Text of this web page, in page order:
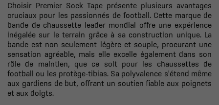
Choisir Premier Sock Tape présente plusieurs avantages
cruciaux pour les passionnés de football. Cette marque de
bande de chaussette leader mondial offre une expérience
inégalée sur le terrain grâce à sa construction unique. La
bande est non seulement légère et souple, procurant une
sensation agréable, mais elle excelle également dans son
rôle de maintien, que ce soit pour les chaussettes de
football ou les protège-tibias. Sa polyvalence s'étend même
aux gardiens de but, offrant un soutien fiable aux poignets
et aux doigts.